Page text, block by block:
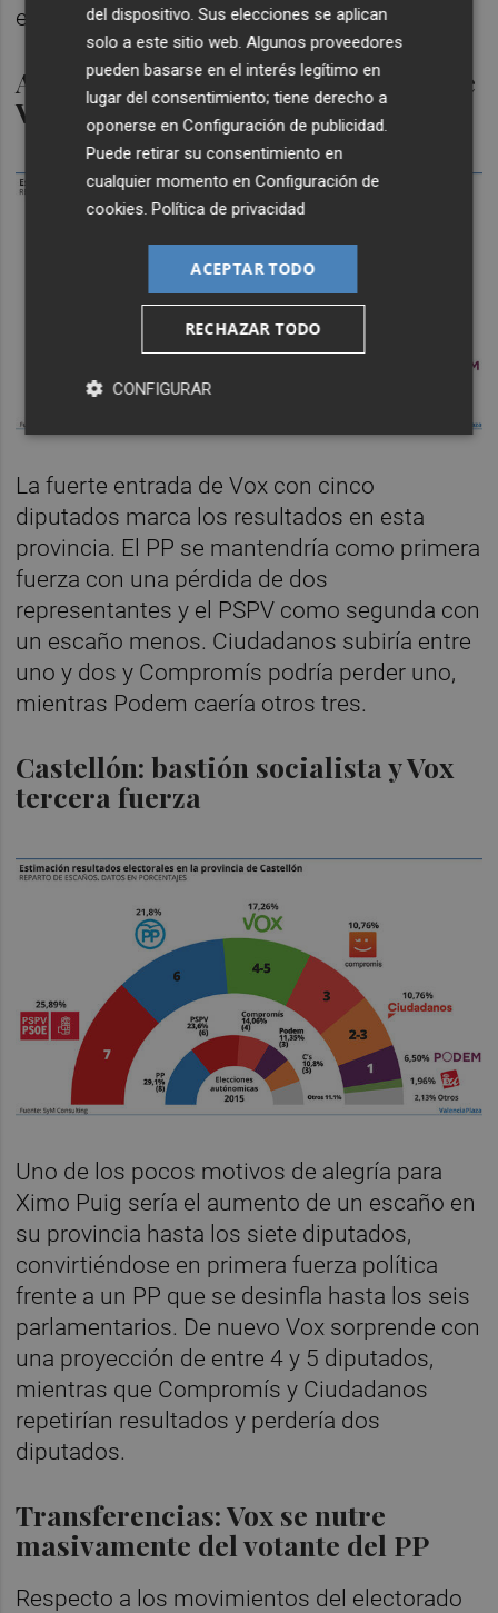
escaños.
Alicante: solo Cs sube al margen de
Vox
La fuerte entrada de Vox con cinco
diputados marca los resultados en esta
provincia. El PP se mantendría como primera
fuerza con una pérdida de dos
representantes y el PSPV como segunda con
un escaño menos. Ciudadanos subiría entre
uno y dos y Compromís podría perder uno,
mientras Podem caería otros tres.
Castellón: bastión socialista y Vox
tercera fuerza
Uno de los pocos motivos de alegría para
Ximo Puig sería el aumento de un escaño en
su provincia hasta los siete diputados,
convirtiéndose en primera fuerza política
frente a un PP que se desinfla hasta los seis
parlamentarios. De nuevo Vox sorprende con
una proyección de entre 4 y 5 diputados,
mientras que Compromís y Ciudadanos
repetirían resultados y perdería dos
diputados.
Transferencias: Vox se nutre
masivamente del votante del PP
Respecto a los movimientos del electorado
del dispositivo. Sus elecciones se aplican
solo a este sitio web. Algunos proveedores
pueden basarse en el interés legítimo en
lugar del consentimiento; tiene derecho a
oponerse enConfiguración de publicidad.
Puede retirar su consentimiento en
cualquier momento enConfiguración de
cookies.Política de privacidad
ACEPTAR TODO
RECHAZAR TODO
CONFIGURAR